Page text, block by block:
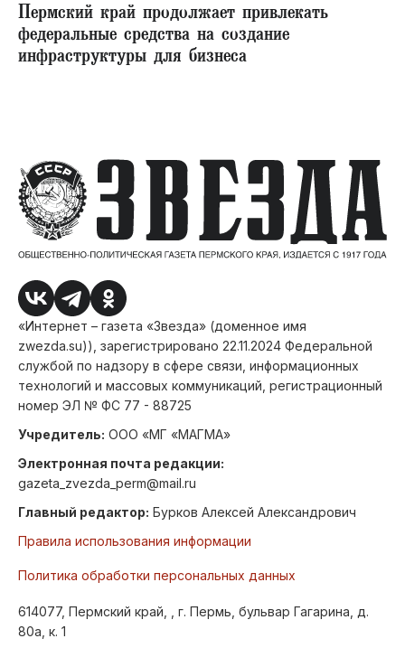
Пермский край продолжает привлекать
федеральные средства на создание
инфраструктуры для бизнеса
«Интернет – газета «Звезда» (доменное имя
zwezda.su)), зарегистрировано 22.11.2024 Федеральной
службой по надзору в сфере связи, информационных
технологий и массовых коммуникаций, регистрационный
номер ЭЛ № ФС 77 - 88725
Учредитель: ООО «МГ «МАГМА»
Электронная почта редакции:
gazeta_zvezda_perm@mail.ru
Главный редактор: Бурков Алексей Александрович
Правила использования информации
Политика обработки персональных данных
614077, Пермский край, , г. Пермь, бульвар Гагарина, д.
80а, к. 1